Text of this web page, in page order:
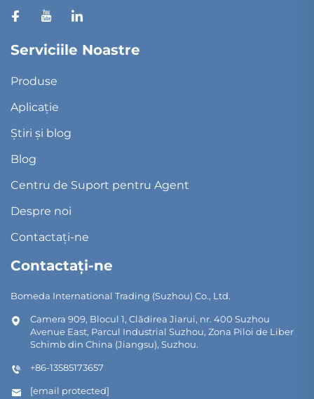
Serviciile Noastre
Produse
Aplicație
Știri și blog
Blog
Centru de Suport pentru Agent
Despre noi
Contactați-ne
Contactați-ne
Bomeda International Trading (Suzhou) Co., Ltd.
Camera 909, Blocul 1, Clădirea Jiarui, nr. 400 Suzhou
Avenue East, Parcul Industrial Suzhou, Zona Piloi de Liber
Schimb din China (Jiangsu), Suzhou.
+86-13585173657
[email protected]